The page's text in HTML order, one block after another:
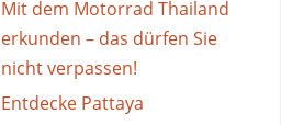
Mit dem Motorrad Thailand
erkunden – das dürfen Sie
nicht verpassen!
Entdecke Pattaya